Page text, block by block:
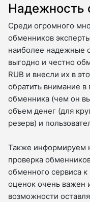
Надежность
Среди огромного
обменников
наиболее надежные
выгодно и честно
RUB и внесли их в
обратить внимание
обменника (чем он
объем денег (для
резерв) и
Также информируем
проверка
обменного сервиса
оценок очень важен
возможности